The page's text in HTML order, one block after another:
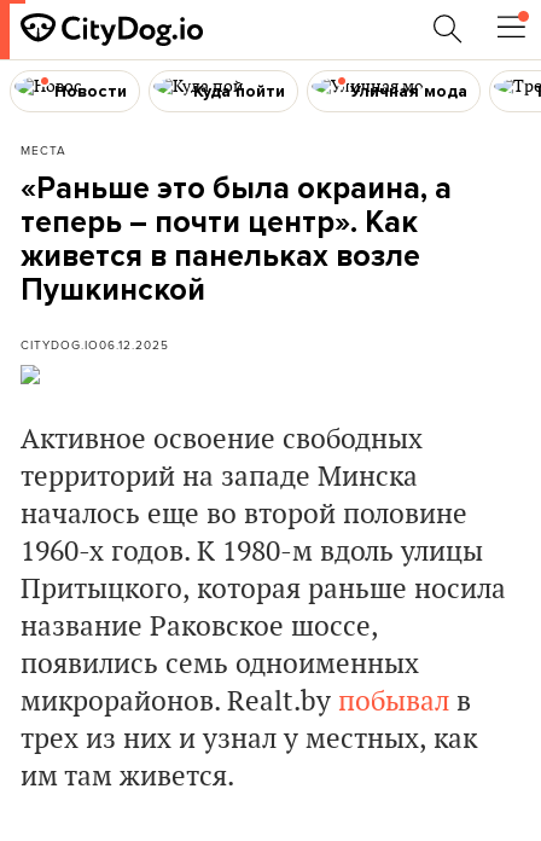
Новости Куда пойти Уличная мода
МЕСТА
«Раньше это была окраина, а
теперь – почти центр». Как
живется в панельках возле
Пушкинской
CITYDOG.IO06.12.2025
Активное освоение свободных
территорий на западе Минска
началось еще во второй половине
1960-х годов. К 1980-м вдоль улицы
Притыцкого, которая раньше носила
название Раковское шоссе,
появились семь одноименных
микрорайонов. Realt.by побывал в
трех из них и узнал у местных, как
им там живется.